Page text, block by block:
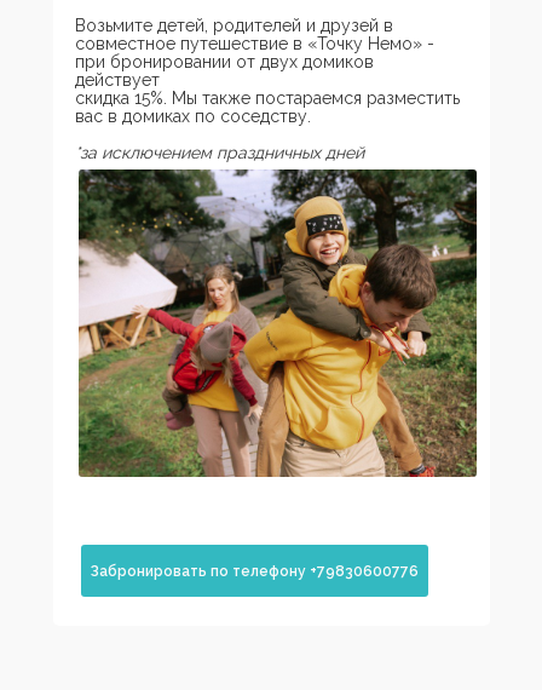
Забронировать по телефону +79830600776
Возьмите детей, родителей и друзей в
совместное путешествие в «Точку Немо» -
при бронировании от двух домиков
действует
скидка 15%. Мы также постараемся разместить
вас в домиках по соседству.
*за исключением праздничных дней
квесты по территории;
наблюдать в телескоп за звездным небом;
напитываться свежим сосновым воздухом и
Волжскими закатами;
слушать пение птиц;
гладить ручных кроликов;
сидеть у костра;
смотреть вечернее кино на большом экране;
оставаться в кровати с любимой книгой;
Для детей
Круглый год